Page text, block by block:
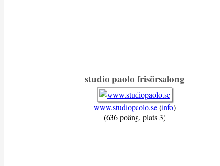
studio paolo frisörsalong
www.studiopaolo.se(info)
(636 poäng, plats 3)